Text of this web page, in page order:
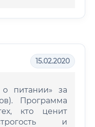
15.02.2020
питании» за
Программа
кто ценит
и